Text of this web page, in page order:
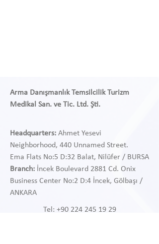
Arma Danışmanlık Temsilcilik Turizm
Medikal San. ve Tic. Ltd. Şti.
Headquarters: Ahmet Yesevi
Neighborhood, 440 Unnamed Street.
Ema Flats No:5 D:32 Balat, Nilüfer / BURSA
Branch: İncek Boulevard 2881 Cd. Onix
Business Center No:2 D:4 İncek, Gölbaşı /
ANKARA
Tel: +90 224 245 19 29